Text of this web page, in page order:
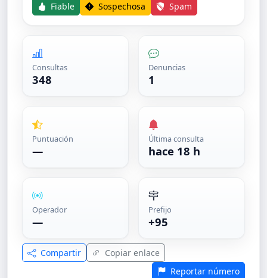
Fiable Sospechosa Spam
Consultas
348
Denuncias
1
Puntuación
—
Última consulta
hace 18 h
Operador
—
Prefijo
+95
Compartir
Copiar enlace
Reportar número